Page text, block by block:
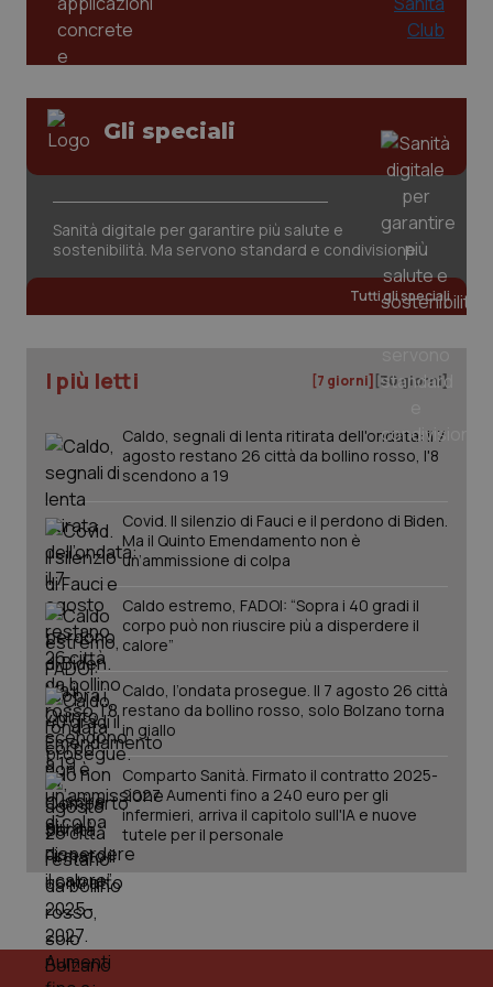
Gli speciali
Sanità digitale per garantire più salute e
sostenibilità. Ma servono standard e condivisione
Tutti gli speciali
I più letti [7 giorni] [30 giorni]
Caldo, segnali di lenta ritirata dell'ondata: il 7
agosto restano 26 città da bollino rosso, l'8
scendono a 19
Covid. Il silenzio di Fauci e il perdono di Biden.
Ma il Quinto Emendamento non è
un’ammissione di colpa
Caldo estremo, FADOI: “Sopra i 40 gradi il
corpo può non riuscire più a disperdere il
calore”
Caldo, l’ondata prosegue. Il 7 agosto 26 città
restano da bollino rosso, solo Bolzano torna
in giallo
Comparto Sanità. Firmato il contratto 2025-
2027. Aumenti fino a 240 euro per gli
infermieri, arriva il capitolo sull'IA e nuove
tutele per il personale
CookieScriptConsent
www.quotidianosanita.it
5
tracking-sites-ironfish-
tracking-enable
www.quotidianosanita.it
tracking-sites-ironfish-
session-id
_ga
Google LLC